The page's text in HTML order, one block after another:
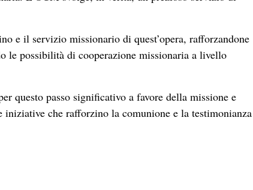
e il servizio missionario di quest’opera, rafforzandone
le possibilità di cooperazione missionaria a livello
questo passo significativo a favore della missione e
che rafforzino la comunione e la testimonianza